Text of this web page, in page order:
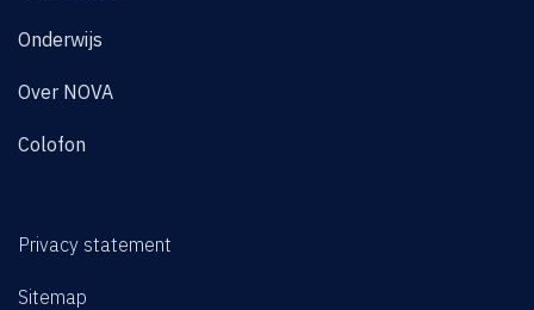
Onderwijs
Over NOVA
Colofon
Privacy statement
Sitemap